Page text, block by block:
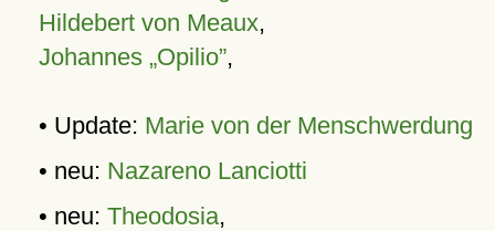
Hildebert von Meaux,
Johannes „Opilio”,
• Update: Marie von der Menschwerdung
• neu: Nazareno Lanciotti
• neu: Theodosia,